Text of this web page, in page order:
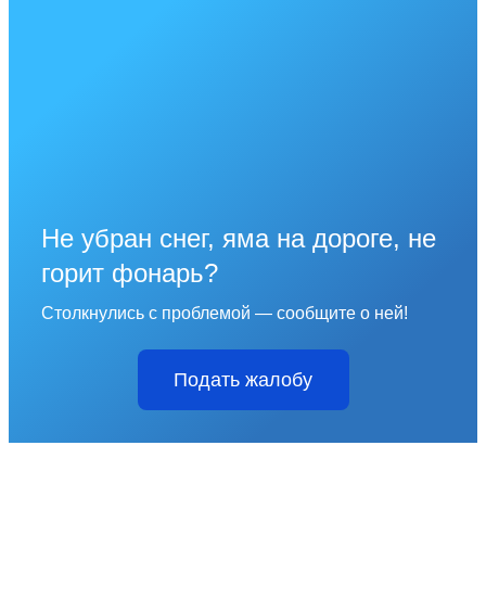
Не убран снег, яма на дороге, не
горит фонарь?
Столкнулись с проблемой — сообщите о ней!
Подать жалобу